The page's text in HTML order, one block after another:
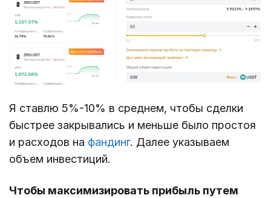
Я ставлю 5%-10% в среднем, чтобы сделки
быстрее закрывались и меньше было простоя
и расходов на фандинг. Далее указываем
объем инвестиций.
Чтобы максимизировать прибыль путем